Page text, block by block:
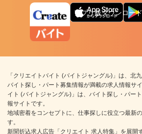
アプリ版ダウンロー
「クリエイトバイト (バイトジャングル)」は、北
バイト探し・パート募集情報が満載の求人情報サ
イト (バイトジャングル)」は、バイト探し・パー
報サイトです。
地域密着をコンセプトに、仕事探しに役立つ最新
す。
新聞折込求人広告「クリエイト 求人特集」を展開